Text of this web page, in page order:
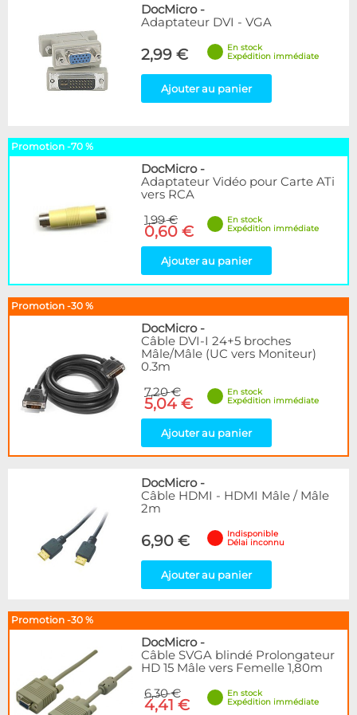
Disponibilité / Promotions
Articles en stock
Articles en promotions
Appliquer
DocMicro-
Adaptateur DVI - VGA
2,99 €
En stock
Expédition immédiate
Ajouter au panier
Promotion -70 %
DocMicro-
Adaptateur Vidéo pour Carte ATi
vers RCA
1,99 €
0,60 €
En stock
Expédition immédiate
Ajouter au panier
Promotion -30 %
DocMicro-
Câble DVI-I 24+5 broches
Mâle/Mâle (UC vers Moniteur)
0.3m
7,20 €
5,04 €
En stock
Expédition immédiate
Ajouter au panier
DocMicro-
Câble HDMI - HDMI Mâle / Mâle
2m
6,90 €
Indisponible
Délai inconnu
Ajouter au panier
Promotion -30 %
DocMicro-
Câble SVGA blindé Prolongateur
HD 15 Mâle vers Femelle 1,80m
6,30 €
4,41 €
En stock
Expédition immédiate